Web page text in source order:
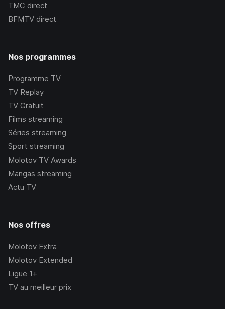
TMC direct
BFMTV direct
Nos programmes
Programme TV
TV Replay
TV Gratuit
Films streaming
Séries streaming
Sport streaming
Molotov TV Awards
Mangas streaming
Actu TV
Nos offres
Molotov Extra
Molotov Extended
Ligue 1+
TV au meilleur prix